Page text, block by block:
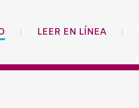
LEER EN LÍNEA